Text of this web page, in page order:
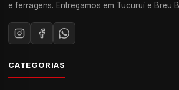
e ferragens. Entregamos em Tucuruí e Breu
CATEGORIAS